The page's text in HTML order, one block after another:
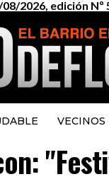
2026, edición Nº
VECINOS